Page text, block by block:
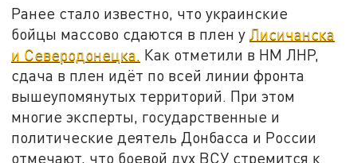
Ранее стало известно, что украинские
бойцы массово сдаются в плен уЛисичанска
и Северодонецка. Как отметили в НМ ЛНР,
сдача в плен идёт по всей линии фронта
вышеупомянутых территорий. При этом
многие эксперты, государственные и
политические деятель Донбасса и России
отмечают, что боевой дух ВСУ стремится к